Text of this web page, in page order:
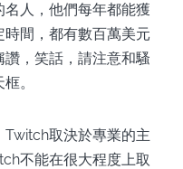
人，他們每年都能獲
間，都有數百萬美元
，笑話，請注意和騷
。
取決於專業的主
不能在很大程度上取